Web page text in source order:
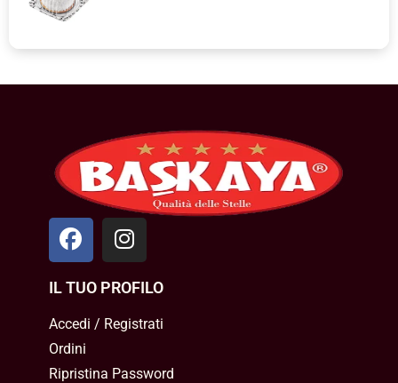
IL TUO PROFILO
Accedi / Registrati
Ordini
Ripristina Password